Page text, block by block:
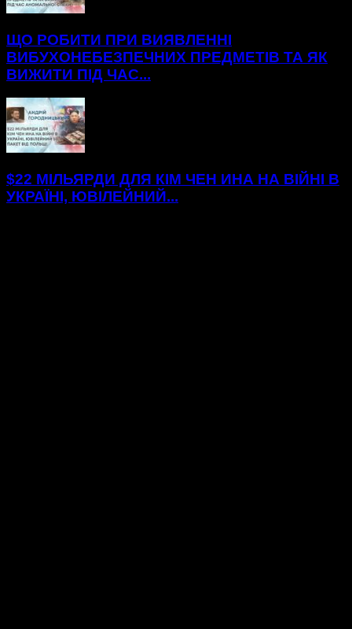
ЩО РОБИТИ ПРИ ВИЯВЛЕННІ
ВИБУХОНЕБЕЗПЕЧНИХ ПРЕДМЕТІВ ТА ЯК
ВИЖИТИ ПІД ЧАС...
$22 МІЛЬЯРДИ ДЛЯ КІМ ЧЕН ИНА НА ВІЙНІ В
УКРАЇНІ, ЮВІЛЕЙНИЙ...